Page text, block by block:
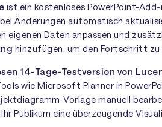
ist ein kostenloses PowerPoint-
Änderungen automatisch
eigenen Daten anpassen und
hinzufügen, um den Fortschritt zu
14-Tage-Testversion von
wie Microsoft Planner in
Vorlage manuell
Publikum eine überzeugende